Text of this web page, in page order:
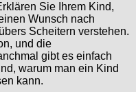
Sie Ihrem Kind,
Wunsch nach
Scheitern verstehen.
und die
gibt es einfach
warum man ein Kind
kann.